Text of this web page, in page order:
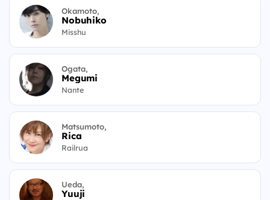
Okamoto,
Nobuhiko
Misshu
Ogata,
Megumi
Nante
Matsumoto,
Rica
Railrua
Ueda,
Yuuji